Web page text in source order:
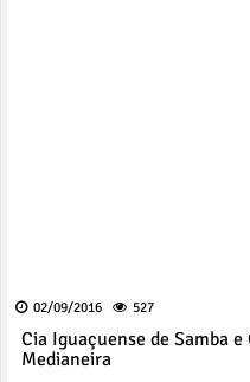
02/09/2016 527
Cia Iguaçuense de Samba
Medianeira